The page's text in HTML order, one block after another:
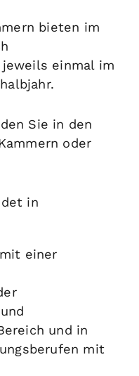
bieten im
einmal im
Sie in den
oder
in
einer
und in
mit